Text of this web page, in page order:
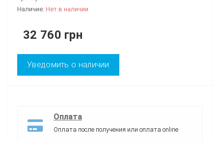
Наличие: Нет в наличии
32 760 грн
Уведомить о наличии
Оплата
Оплата после получения или оплата online